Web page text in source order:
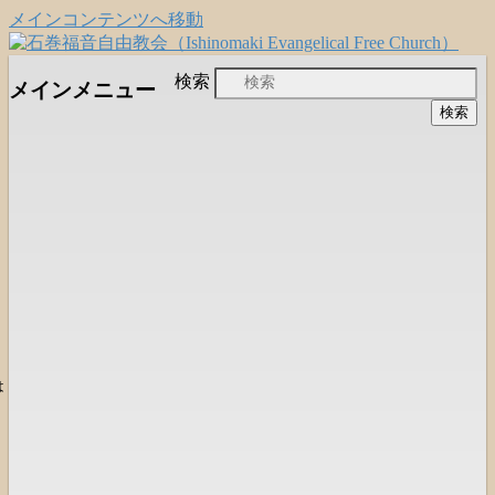
メインコンテンツへ移動
石巻福音自由教会
（Ishinomaki Evangelical Free
日本福音自由教会の有志による「石巻宣
教支援会」によって支えられる新しい
検索
メインメニュー